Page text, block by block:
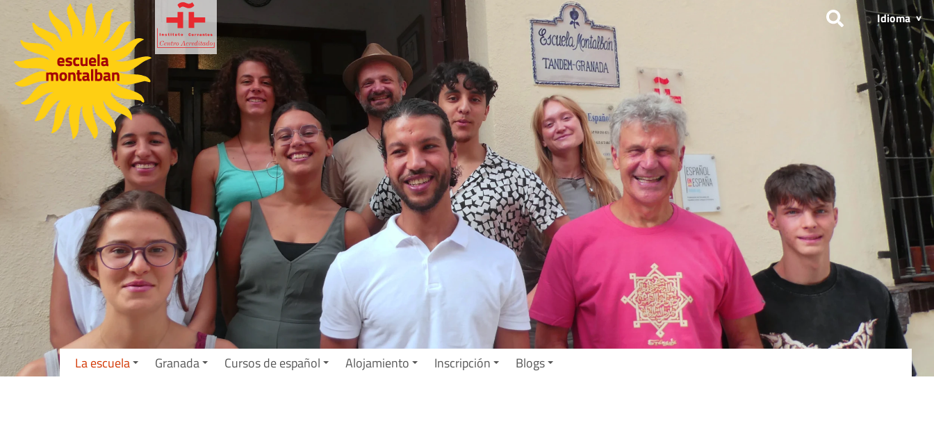
Idioma
La escuela Granada Cursos de español Alojamiento Inscripción Blogs